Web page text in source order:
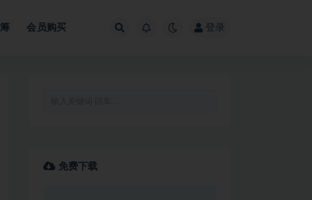
会员购买 登录
免费下载